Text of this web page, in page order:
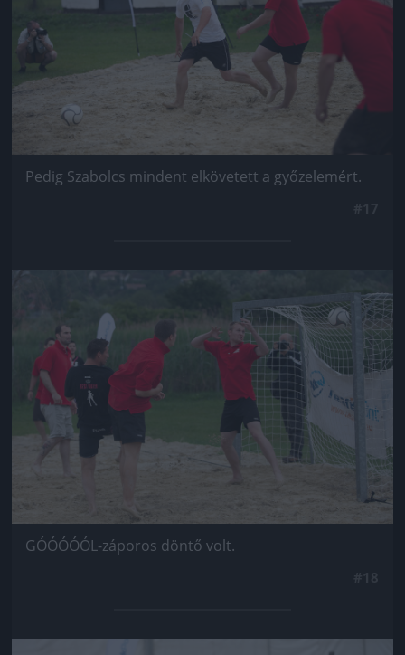
Pedig Szabolcs mindent elkövetett a győzelemért.
Jön még kép!
GÓÓÓÓÓL-záporos döntő volt.